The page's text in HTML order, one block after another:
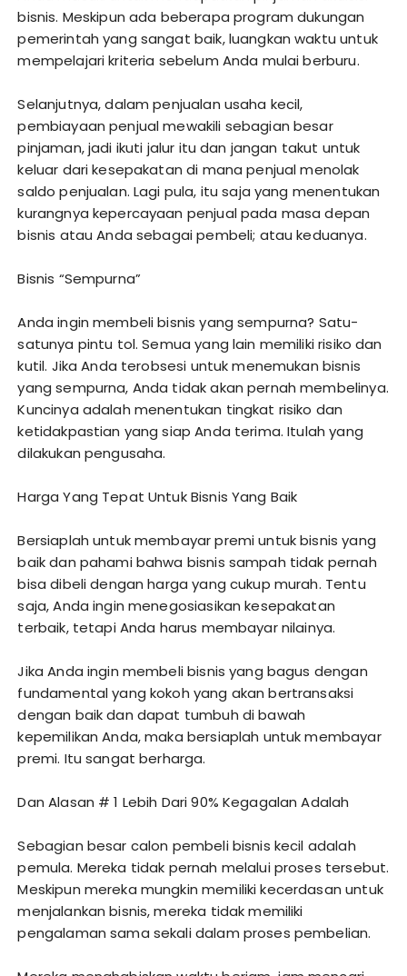
bisnis. Meskipun ada beberapa program dukungan
pemerintah yang sangat baik, luangkan waktu untuk
mempelajari kriteria sebelum Anda mulai berburu.
Selanjutnya, dalam penjualan usaha kecil,
pembiayaan penjual mewakili sebagian besar
pinjaman, jadi ikuti jalur itu dan jangan takut untuk
keluar dari kesepakatan di mana penjual menolak
saldo penjualan. Lagi pula, itu saja yang menentukan
kurangnya kepercayaan penjual pada masa depan
bisnis atau Anda sebagai pembeli; atau keduanya.
Bisnis “Sempurna”
Anda ingin membeli bisnis yang sempurna? Satu-
satunya pintu tol. Semua yang lain memiliki risiko dan
kutil. Jika Anda terobsesi untuk menemukan bisnis
yang sempurna, Anda tidak akan pernah membelinya.
Kuncinya adalah menentukan tingkat risiko dan
ketidakpastian yang siap Anda terima. Itulah yang
dilakukan pengusaha.
Harga Yang Tepat Untuk Bisnis Yang Baik
Bersiaplah untuk membayar premi untuk bisnis yang
baik dan pahami bahwa bisnis sampah tidak pernah
bisa dibeli dengan harga yang cukup murah. Tentu
saja, Anda ingin menegosiasikan kesepakatan
terbaik, tetapi Anda harus membayar nilainya.
Jika Anda ingin membeli bisnis yang bagus dengan
fundamental yang kokoh yang akan bertransaksi
dengan baik dan dapat tumbuh di bawah
kepemilikan Anda, maka bersiaplah untuk membayar
premi. Itu sangat berharga.
Dan Alasan # 1 Lebih Dari 90% Kegagalan Adalah
Sebagian besar calon pembeli bisnis kecil adalah
pemula. Mereka tidak pernah melalui proses tersebut.
Meskipun mereka mungkin memiliki kecerdasan untuk
menjalankan bisnis, mereka tidak memiliki
pengalaman sama sekali dalam proses pembelian.